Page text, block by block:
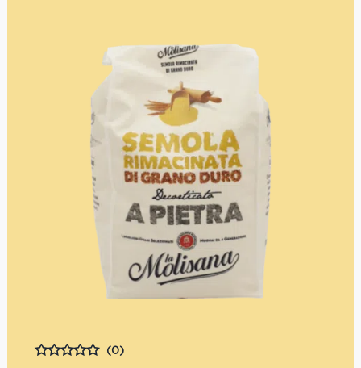
bewusstere und nahrhafter dank der
Steinschälung
Frische Pasta: Tagliatelle, Fettuccine, Ravioli & Co
werden zäher und schmackhafter
Mürbeteig: Durch das Mischen von Grieß und Mehl
erhält man einen noch krümeligeren Teig
Die Stärken von La Molisana : Vier
Müllergenerationen, reine Bergluft, glasklares
Quellwasser im Herzen von Molise
(0)